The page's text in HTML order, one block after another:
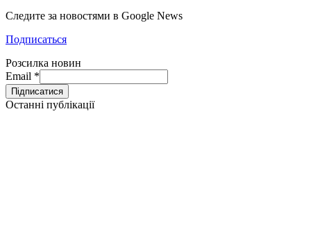
Следите за новостями в Google News
Подписаться
Розсилка новин
Email *
Останні публікації